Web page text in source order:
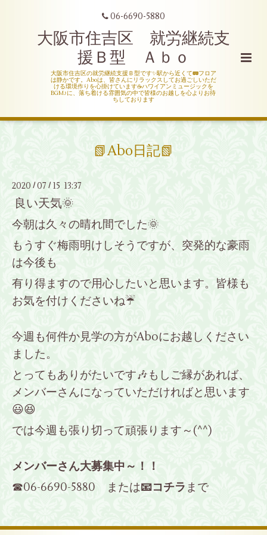
06-6690-5880
大阪市住吉区 就労継続支
援Ｂ型 Ａｂｏ
大阪市住吉区の就労継続支援Ｂ型です✨駅から近くて🚃フロア
は静かです。Aboは、皆さんにリラックスしてお過ごしいただ
ける環境作りを心掛けています☕ハワイアンミュージックを
BGM♪に、落ち着ける雰囲気の中で皆様のお越しを心よりお待
ちしております
📗Abo日記📗
2020 /07 / 15 13:37
良い天気🌞
今朝は久々の晴れ間でした🌞
もうすぐ梅雨明けしそうですが、突発的な豪雨
は今後も
有り得ますので用心したいと思います。皆様も
お気を付けくださいね☔
今週も何件か見学の方がAboにお越しください
ました。
とってもありがたいです🎶もしご縁があれば、
メンバーさんになっていただければと思います
😃😆
では今週も張り切って頑張ります～(^^)
メンバーさん大募集中～！！
☎06-6690-5880 または📧コチラ まで